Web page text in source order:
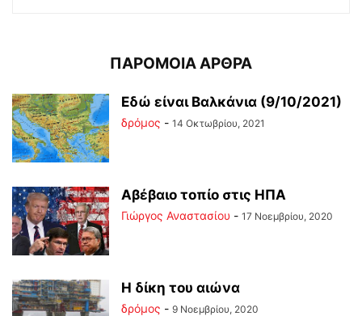
ΠΑΡΟΜΟΙΑ ΑΡΘΡΑ
Εδώ είναι Βαλκάνια (9/10/2021)
δρόμος - 14 Οκτωβρίου, 2021
Αβέβαιο τοπίο στις ΗΠΑ
Γιώργος Αναστασίου - 17 Νοεμβρίου, 2020
Η δίκη του αιώνα
δρόμος - 9 Νοεμβρίου, 2020